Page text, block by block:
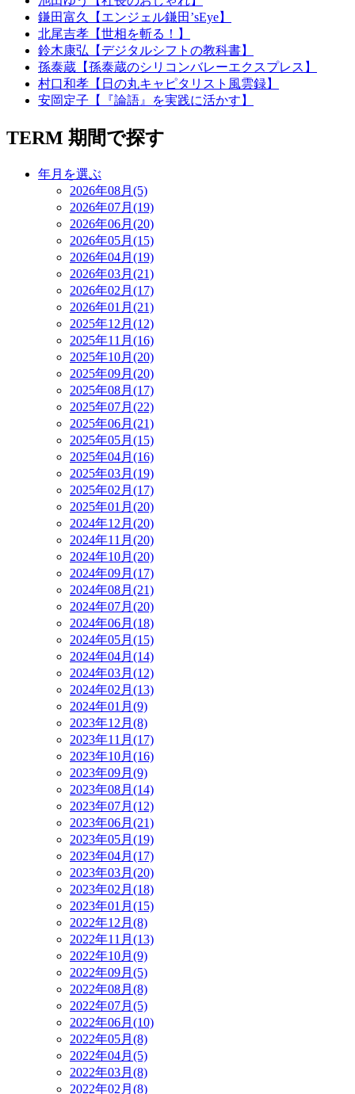
鎌田富久【エンジェル鎌田’sEye】
北尾吉孝【世相を斬る！】
鈴木康弘【デジタルシフトの教科書】
孫泰蔵【孫泰蔵のシリコンバレーエクスプレス】
村口和孝【日の丸キャピタリスト風雲録】
安岡定子【『論語』を実践に活かす】
TERM 期間で探す
年月を選ぶ
2026年08月(5)
2026年07月(19)
2026年06月(20)
2026年05月(15)
2026年04月(19)
2026年03月(21)
2026年02月(17)
2026年01月(21)
2025年12月(12)
2025年11月(16)
2025年10月(20)
2025年09月(20)
2025年08月(17)
2025年07月(22)
2025年06月(21)
2025年05月(15)
2025年04月(16)
2025年03月(19)
2025年02月(17)
2025年01月(20)
2024年12月(20)
2024年11月(20)
2024年10月(20)
2024年09月(17)
2024年08月(21)
2024年07月(20)
2024年06月(18)
2024年05月(15)
2024年04月(14)
2024年03月(12)
2024年02月(13)
2024年01月(9)
2023年12月(8)
2023年11月(17)
2023年10月(16)
2023年09月(9)
2023年08月(14)
2023年07月(12)
2023年06月(21)
2023年05月(19)
2023年04月(17)
2023年03月(20)
2023年02月(18)
2023年01月(15)
2022年12月(8)
2022年11月(13)
2022年10月(9)
2022年09月(5)
2022年08月(8)
2022年07月(5)
2022年06月(10)
2022年05月(8)
2022年04月(5)
2022年03月(8)
2022年02月(8)